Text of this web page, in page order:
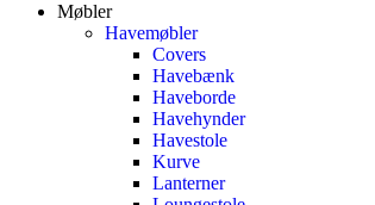
Møbler
Havemøbler
Covers
Havebænk
Haveborde
Havehynder
Havestole
Kurve
Lanterner